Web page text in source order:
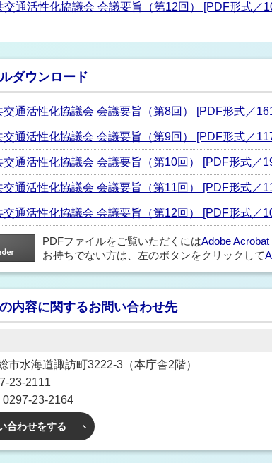
交通活性化協議会 会議要旨（第12回） [PDF形式／
ダウンロード
交通活性化協議会 会議要旨（第8回） [PDF形式／
交通活性化協議会 会議要旨（第9回） [PDF形式／
交通活性化協議会 会議要旨（第10回） [PDF形式／
交通活性化協議会 会議要旨（第11回） [PDF形式／
交通活性化協議会 会議要旨（第12回） [PDF形式／
PDFファイルをご覧いただくにはAdobe Acrobat
お持ちでない方は、左のボタンをクリックして
内容に関するお問い合わせ先
市水海道諏訪町3222-3（本庁舎2階）
23-2111
23-2164
合わせをする